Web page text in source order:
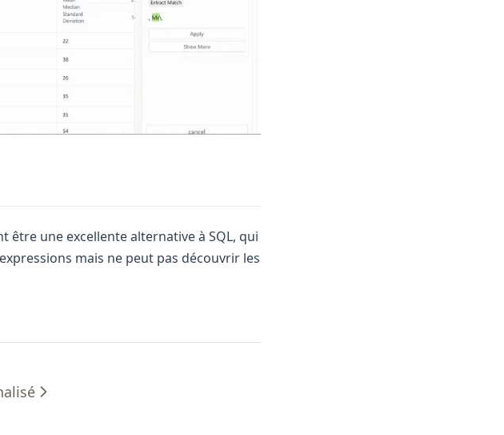
une excellente alternative à SQL, qui
mais ne peut pas découvrir les